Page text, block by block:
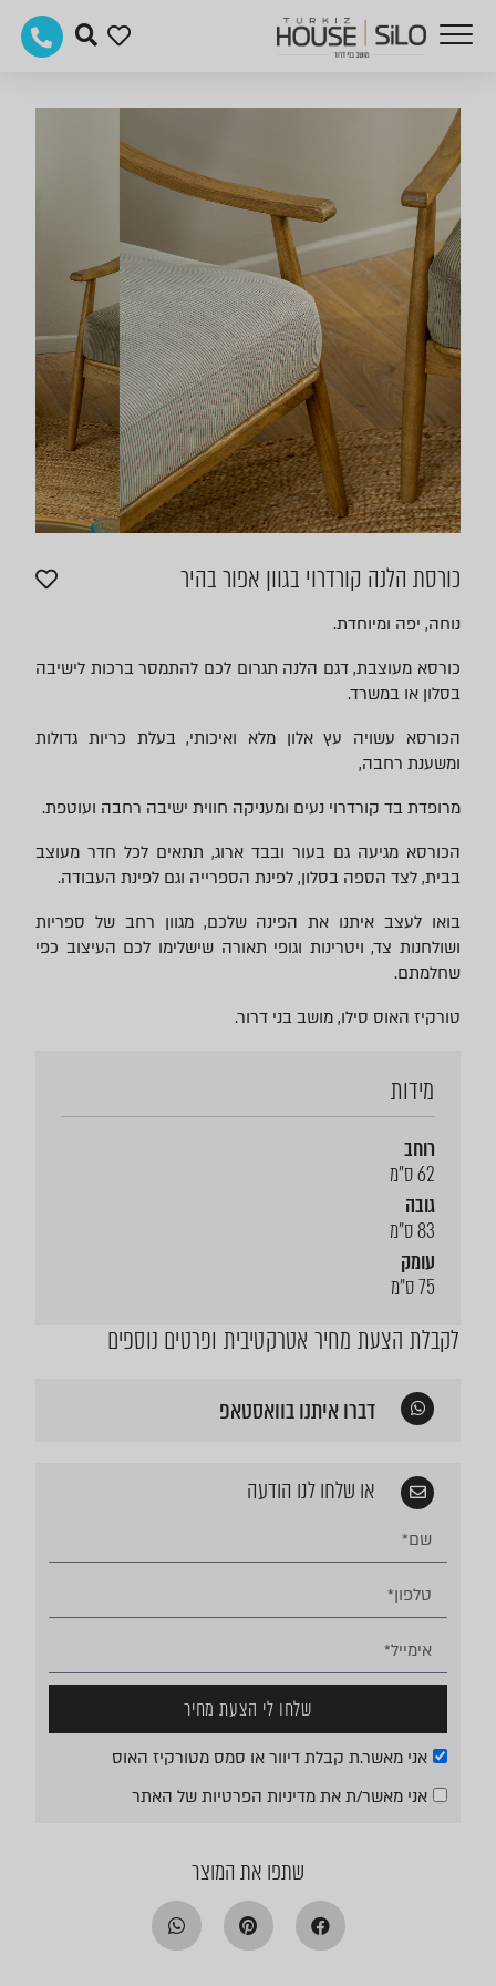
כורסת הלנה קורדרוי בגוון אפור בהיר
נוחה, יפה ומיוחדת.
כורסא מעוצבת, דגם הלנה תגרום לכם להתמסר ברכות לישיבה
בסלון או במשרד.
הכורסא עשויה עץ אלון מלא ואיכותי, בעלת כריות גדולות
ומשענת רחבה,
מרופדת בד קורדרוי נעים ומעניקה חווית ישיבה רחבה ועוטפת.
הכורסא מגיעה גם בעור ובבד ארוג, תתאים לכל חדר מעוצב
בבית, לצד הספה בסלון, לפינת הספרייה וגם לפינת העבודה.
בואו לעצב איתנו את הפינה שלכם, מגוון רחב של ספריות
ושולחנות צד, ויטרינות וגופי תאורה שישלימו לכם העיצוב כפי
שחלמתם.
טורקיז האוס סילו, מושב בני דרור.
מידות
רוחב
62 ס"מ
גובה
83 ס"מ
עומק
75 ס"מ
לקבלת הצעת מחיר אטרקטיבית ופרטים נוספים
דברו איתנו בוואסטאפ
או שלחו לנו הודעה
אני מאשר.ת קבלת דיוור או סמס מטורקיז האוס
אני מאשר/ת את מדיניות הפרטיותשל האתר
שלחו לי הצעת מחיר
שתפו את המוצר